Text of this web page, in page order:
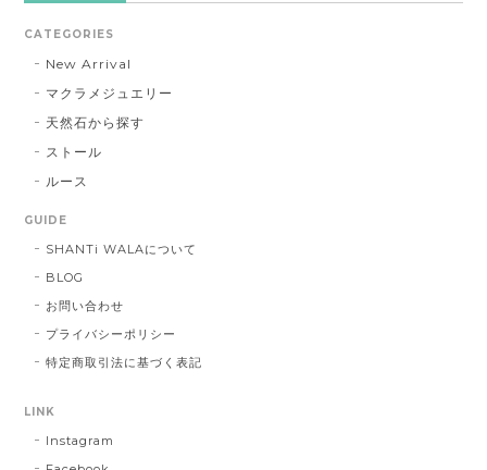
CATEGORIES
New Arrival
マクラメジュエリー
天然石から探す
ストール
ルース
GUIDE
SHANTi WALAについて
BLOG
お問い合わせ
プライバシーポリシー
特定商取引法に基づく表記
LINK
Instagram